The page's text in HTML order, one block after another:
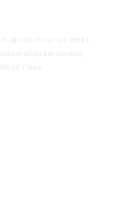
ipsum dolor sit amet,
aliquam cursus.
risus.